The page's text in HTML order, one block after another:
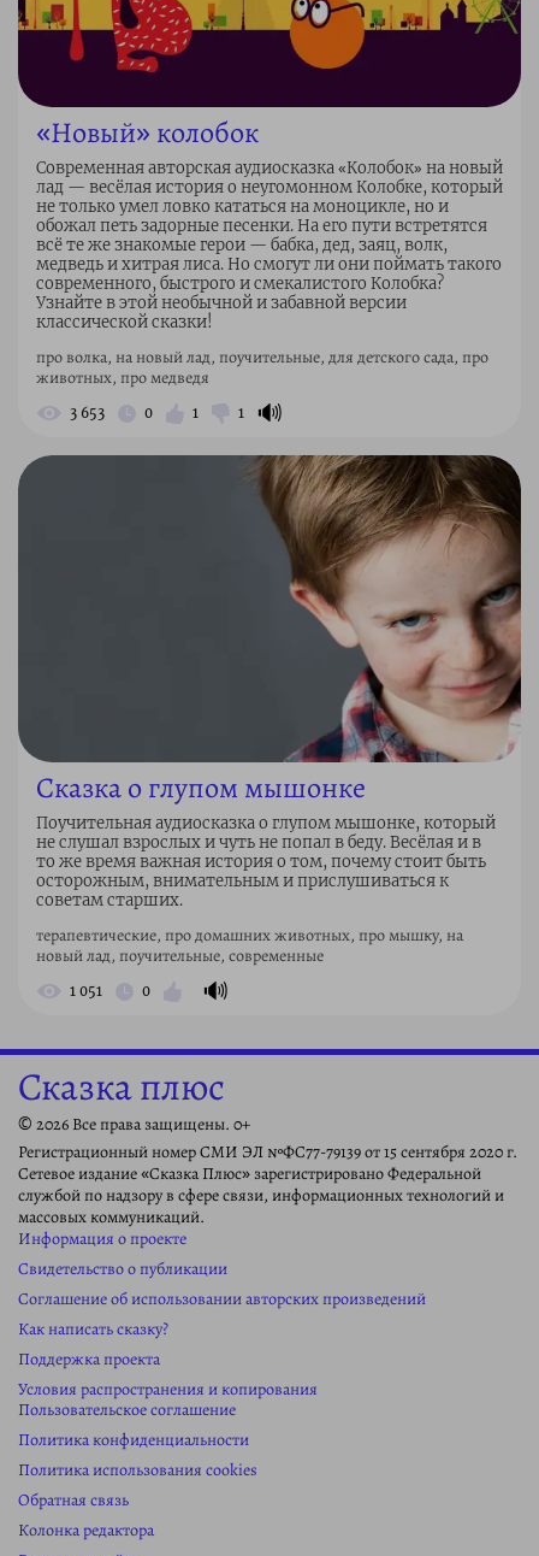
«Новый» колобок
Современная авторская аудиосказка «Колобок» на новый
лад — весёлая история о неугомонном Колобке, который
не только умел ловко кататься на моноцикле, но и
обожал петь задорные песенки. На его пути встретятся
всё те же знакомые герои — бабка, дед, заяц, волк,
медведь и хитрая лиса. Но смогут ли они поймать такого
современного, быстрого и смекалистого Колобка?
Узнайте в этой необычной и забавной версии
классической сказки!
про волка, на новый лад, поучительные, для детского сада, про
животных, про медведя
3 653 0 1 1 🔊
Сказка о глупом мышонке
Поучительная аудиосказка о глупом мышонке, который
не слушал взрослых и чуть не попал в беду. Весёлая и в
то же время важная история о том, почему стоит быть
осторожным, внимательным и прислушиваться к
советам старших.
терапевтические, про домашних животных, про мышку, на
новый лад, поучительные, современные
1 051 0 🔊
Сказка плюс
© 2026 Все права защищены. 0+
Регистрационный номер СМИ ЭЛ №ФС77-79139 от 15 сентября 2020 г.
Сетевое издание «Сказка Плюс» зарегистрировано Федеральной
службой по надзору в сфере связи, информационных технологий и
массовых коммуникаций.
Информация о проекте
Свидетельство о публикации
Соглашение об использовании авторских произведений
Как написать сказку?
Поддержка проекта
Условия распространения и копирования
Пользовательское соглашение
Политика конфиденциальности
Политика использования cookies
Обратная связь
Колонка редактора